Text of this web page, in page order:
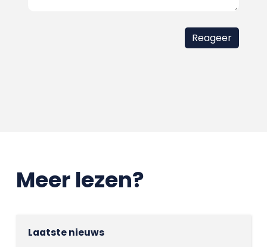
Meer lezen?
Laatste nieuws